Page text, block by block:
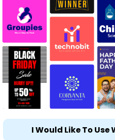
I Would Like To Use